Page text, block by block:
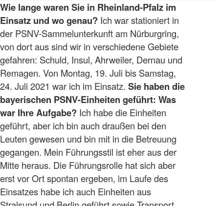
Wie lange waren Sie in Rheinland-Pfalz im
Einsatz und wo genau? Ich war stationiert in
der PSNV-Sammelunterkunft am Nürburgring,
von dort aus sind wir in verschiedene Gebiete
gefahren: Schuld, Insul, Ahrweiler, Dernau und
Remagen. Von Montag, 19. Juli bis Samstag,
24. Juli 2021 war ich im Einsatz. Sie haben die
bayerischen PSNV-Einheiten geführt: Was
war Ihre Aufgabe? Ich habe die Einheiten
geführt, aber ich bin auch draußen bei den
Leuten gewesen und bin mit in die Betreuung
gegangen. Mein Führungsstil ist eher aus der
Mitte heraus. Die Führungsrolle hat sich aber
erst vor Ort spontan ergeben, im Laufe des
Einsatzes habe ich auch Einheiten aus